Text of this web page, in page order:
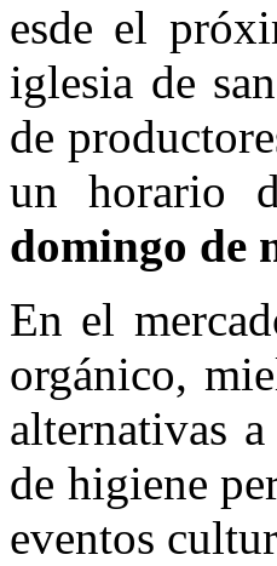
esde el
iglesia de
de
un horario
domingo de
En el
orgánico,
alternativas
de higiene
eventos